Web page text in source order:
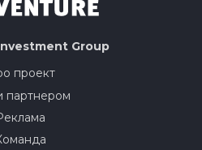
Group
проект
партнером